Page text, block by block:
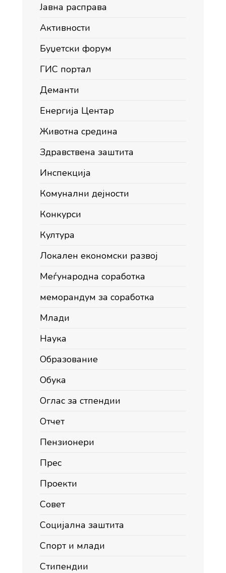
Јавна расправа
Активности
Буџетски форум
ГИС портал
Деманти
Енергија Центар
Животна средина
Здравствена заштита
Инспекција
Комунални дејности
Конкурси
Култура
Локален економски развој
Меѓународна соработка
меморандум за соработка
Млади
Наука
Образование
Обука
Оглас за стпендии
Отчет
Пензионери
Прес
Проекти
Совет
Социјална заштита
Спорт и млади
Стипендии